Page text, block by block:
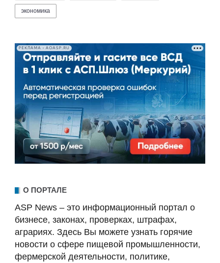
экономика
РЕКЛАМА • AOASP.RU
О ПОРТАЛЕ
ASP News – это информационный портал о
бизнесе, законах, проверках, штрафах,
аграриях. Здесь Вы можете узнать горячие
новости о сфере пищевой промышленности,
фермерской деятельности, политике,